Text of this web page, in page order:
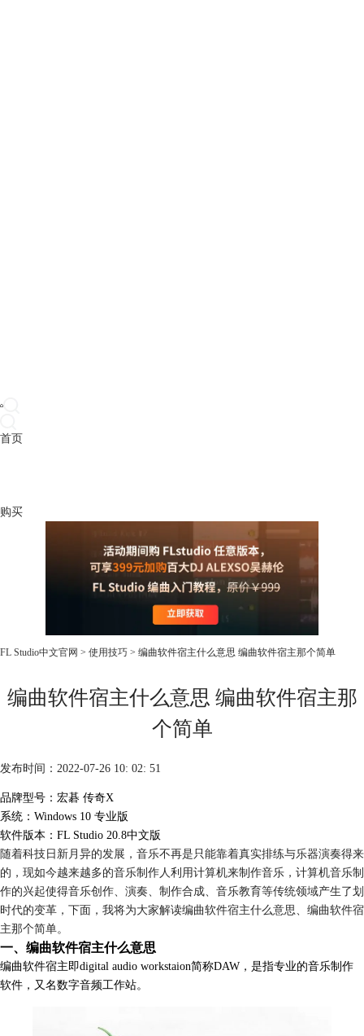
首页
购买
FL Studio中文官网 > 使用技巧 > 编曲软件宿主什么意思 编曲软件宿主那个简单
编曲软件宿主什么意思 编曲软件宿主那
个简单
发布时间：2022-07-26 10: 02: 51
品牌型号：宏碁 传奇X
系统：Windows 10 专业版
软件版本：FL Studio 20.8中文版
随着科技日新月异的发展，音乐不再是只能靠着真实排练与乐器演奏得来
的，现如今越来越多的音乐制作人利用计算机来制作音乐，计算机音乐制
作的兴起使得音乐创作、演奏、制作合成、音乐教育等传统领域产生了划
时代的变革，下面，我将为大家解读编曲软件宿主什么意思、编曲软件宿
主那个简单。
一、编曲软件宿主什么意思
编曲软件宿主即digital audio workstaion简称DAW ，是指专业的音乐制作
软件，又名数字音频工作站。